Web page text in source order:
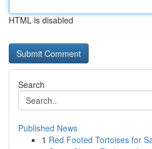
HTML is disabled
Search
Published News
1 Red Footed Tortoises for